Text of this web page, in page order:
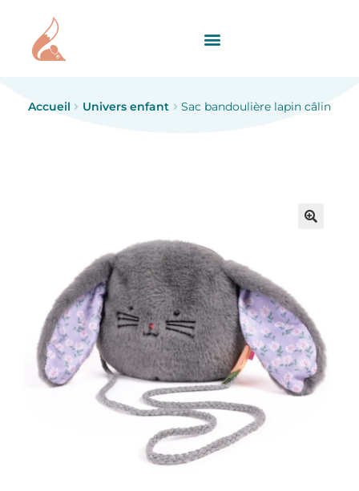
Accueil Univers enfant Sac bandoulière lapin câlin